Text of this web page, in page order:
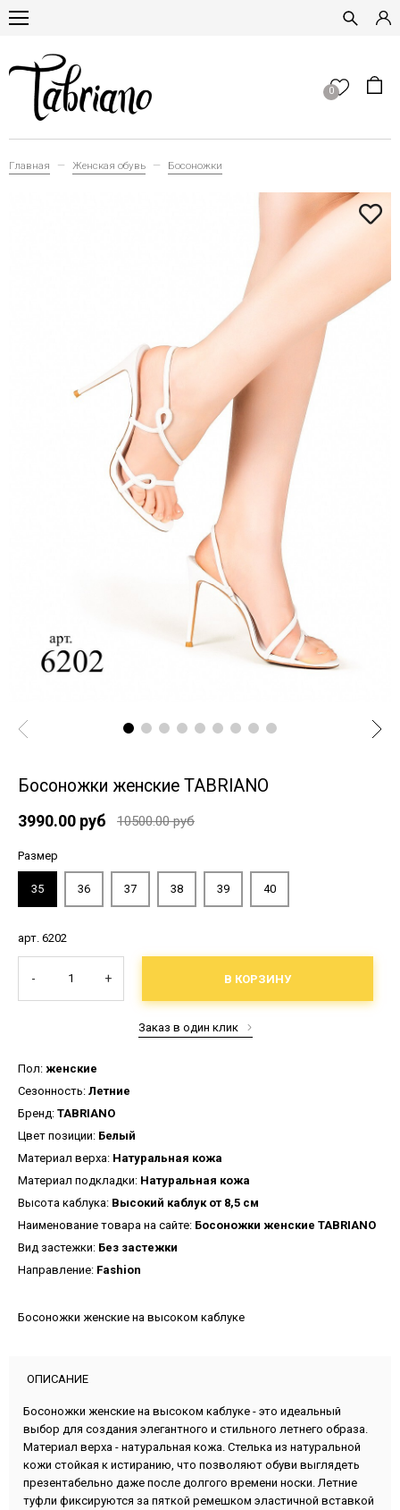
0
Главная Женская обувь Босоножки
Босоножки женские TABRIANO
3990.00 руб 10500.00 руб
Размер
35 36 37 38 39 40
арт. 6202
- + В КОРЗИНУ
Заказ в один клик
Пол: женские
Сезонность: Летние
Бренд: TABRIANO
Цвет позиции: Белый
Материал верха: Натуральная кожа
Материал подкладки: Натуральная кожа
Высота каблука: Высокий каблук от 8,5 см
Наименование товара на сайте: Босоножки женские TABRIANO
Вид застежки: Без застежки
Направление: Fashion
Босоножки женские на высоком каблуке
ОПИСАНИЕ
Босоножки женские на высоком каблуке - это идеальный
выбор для создания элегантного и стильного летнего образа.
Материал верха - натуральная кожа. Стелька из натуральной
кожи стойкая к истиранию, что позволяют обуви выглядеть
презентабельно даже после долгого времени носки. Летние
туфли фиксируются за пяткой ремешком эластичной вставкой